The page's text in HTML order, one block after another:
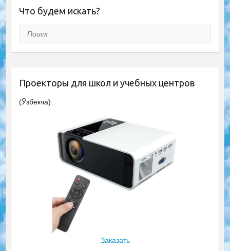
Что будем искать?
Поиск
Проекторы для школ и учебных центров
(Ўзбекча)
Заказать